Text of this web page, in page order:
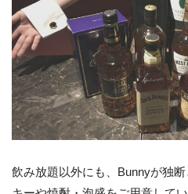
飲み放題以外にも、Bunnyが独